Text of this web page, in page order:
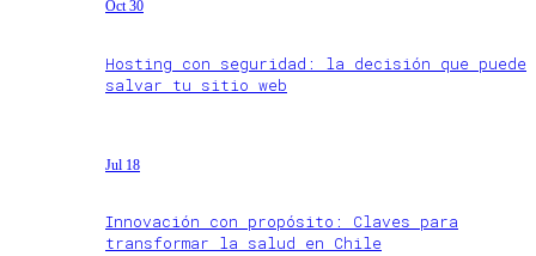
Oct 30
Hosting con seguridad: la decisión que puede
salvar tu sitio web
Jul 18
Innovación con propósito: Claves para
transformar la salud en Chile